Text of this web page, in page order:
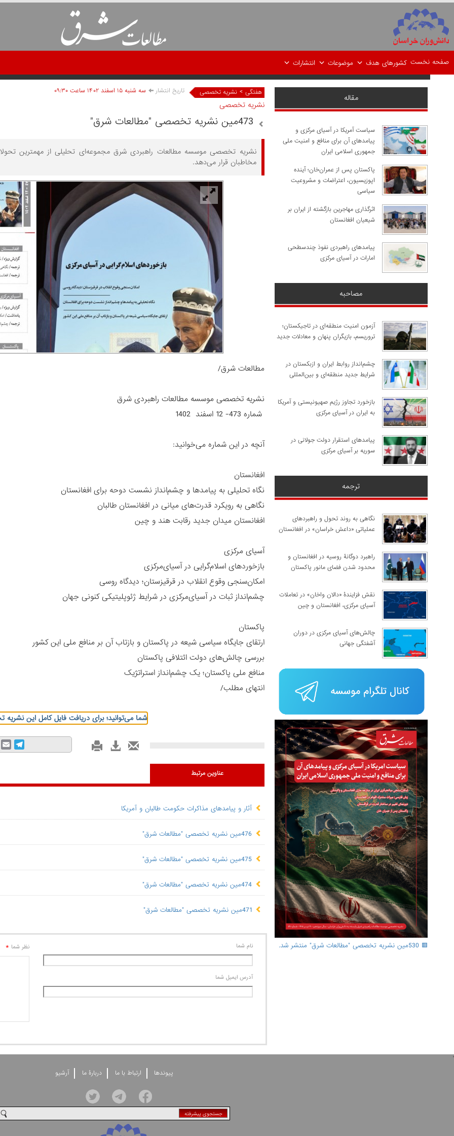
صفحه نخست کشورهای هدف موضوعات انتشارات
هفتگی > نشریه تخصصی تاریخ انتشار سه شنبه ۱۵ اسفند ۱۴۰۲ ساعت ۰۹:۳۰
نشریه تخصصی
473مین نشریه تخصصی "مطالعات شرق"
نشریه تخصصی موسسه مطالعات راهبردی شرق مجموعه‌ای تحلیلی از مهمترین
مخاطبان قرار می‌دهد.
مطالعات شرق/
نشریه تخصصی موسسه مطالعات راهبردی شرق
شماره 473- 12 اسفند 1402
آنچه در این شماره می‌خوانید:
افغانستان
نگاه تحلیلی به پیامدها و چشم‌انداز نشست دوحه برای افغانستان
نگاهی به رویکرد قدرت‌های میانی در افغانستان طالبان
افغانستان میدان جدید رقابت هند و چین
آسیای مرکزی
بازخوردهای اسلام‌گرایی در آسیای‌مرکزی
امکان‌سنجی وقوع انقلاب در قرقیزستان؛ دیدگاه روسی
چشم‌انداز ثبات در آسیای‌مرکزی در شرایط ژئوپلیتیکی کنونی جهان
پاکستان
ارتقای جایگاه سیاسی شیعه در پاکستان و بازتاب آن بر منافع ملی این کشور
بررسی چالش‌های دولت ائتلافی پاکستان
منافع ملی پاکستان؛ یک چشم‌انداز استراتژیک
انتهای مطلب/
شما می‌توانید؛ برای دریافت فایل کامل این
عناوین مرتبط
آثار و پیامدهای مذاکرات حکومت طالبان و آمریکا
476مین نشریه تخصصی "مطالعات شرق"
475مین نشریه تخصصی "مطالعات شرق"
474مین نشریه تخصصی "مطالعات شرق"
471مین نشریه تخصصی "مطالعات شرق"
نام شما
آدرس ايميل شما
نظر شما *
مقاله
سیاست آمریکا در آسیای مرکزی و
پیامدهای آن برای منافع و امنیت ملی
جمهوری اسلامی ایران
پاکستان پس از عمران‌خان؛ آینده
اپوزیسیون، اعتراضات و مشروعیت
سیاسی
اثرگذاری مهاجرین بازگشته از ایران بر
شیعیان افغانستان
پیامدهای راهبردی نفوذ چندسطحی
امارات در آسیای مرکزی
مصاحبه
آزمون امنیت منطقه‌ای در تاجیکستان؛
تروریسم، بازیگران پنهان و معادلات جدید
چشم‌انداز روابط ایران و ازبکستان در
شرایط جدید منطقه‌ای و بین‌المللی
​بازخورد تجاوز رژیم صهیونیستی و آمریکا
به ایران در آسیای مرکزی
پیامدهای استقرار دولت جولانی در
سوریه بر آسیای مرکزی
ترجمه
نگاهی به روند تحول و راهبردهای
عملیاتی «داعش خراسان» در افغانستان
راهبرد دوگانۀ روسیه در افغانستان و
محدود شدن فضای مانور پاکستان
نقش فزایندۀ «دالان واخان» در تعاملات
آسیای مرکزی، افغانستان و چین
چالش‌های آسیای مرکزی در دوران
آشفتگی جهانی
🟥 530مین نشریه تخصصی "مطالعات شرق" منتشر شد.
'
پيوندها ارتباط با ما دربارۀ ما آرشيو
جستجوی پيشرفته